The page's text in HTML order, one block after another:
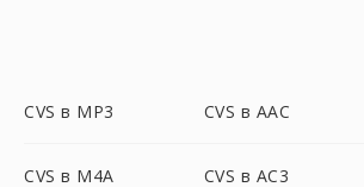
CVS в MP3 CVS в AAC
CVS в M4A CVS в AC3